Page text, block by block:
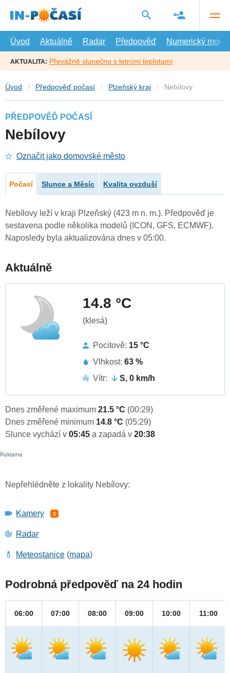
hlavní
Úvod
Aktuálně Radar Předpověď Numerický model
AKTUALITA: Převážně slunečno s letními teplotami
Úvod Předpověď počasí Plzeňský kraj Nebílovy
PŘEDPOVĚĎ POČASÍ
Nebílovy
Označit jako domovské město
Počasí Slunce a Měsíc Kvalita ovzduší
Nebílovy leží v kraji Plzeňský (423 m n. m.). Předpověď je
sestavena podle několika modelů (ICON, GFS, ECMWF).
Naposledy byla aktualizována dnes v 05:00.
Aktuálně
14.8 °C
(klesá)
Pocitově: 15 °C
Vlhkost: 63 %
Vítr:
S, 0 km/h
Dnes změřené maximum 21.5 °C (00:29)
Dnes změřené minimum 14.8 °C (05:29)
Slunce vychází v 05:45 a zapadá v 20:38
Nepřehlédněte z lokality Nebílovy:
Kamery 3
Radar
Meteostanice (mapa)
Podrobná předpověď na 24 hodin
06:00 07:00 08:00 09:00 10:00 11:00